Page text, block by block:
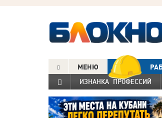
МЕНЮ
ИЗНАНКА ПРОФЕССИЙ